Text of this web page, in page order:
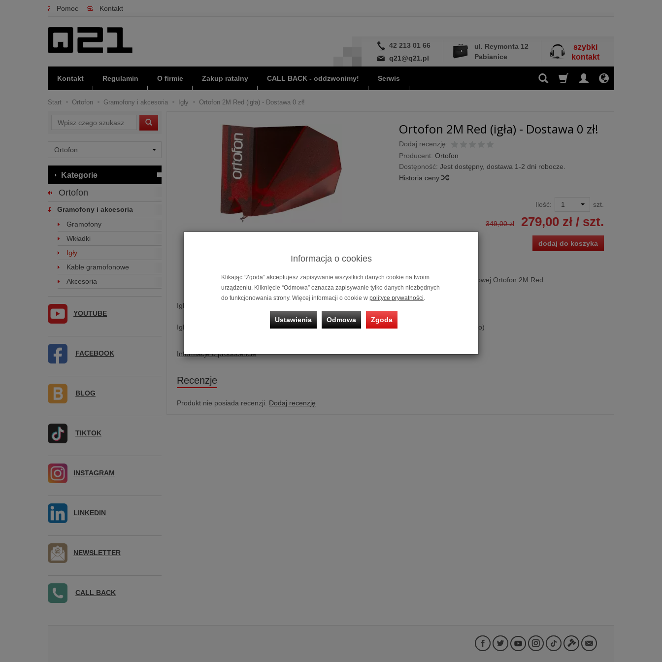
Pomoc Kontakt
42 213 01 66
q21@q21.pl
ul. Reymonta 12
Pabianice
szybki
kontakt
Kontakt Regulamin O firmie Zakup ratalny CALL BACK - oddzwonimy! Serwis
Start Ortofon Gramofony i akcesoria Igły Ortofon 2M Red (igła) - Dostawa 0 zł!
Ortofon 2M Red (igła) - Dostawa 0 zł!
Dodaj recenzję:
Producent: Ortofon
Dostępność: Jest dostępny, dostawa 1-2 dni robocze.
Historia ceny
Ilość: szt.
349,00 zł 279,00 zł/ szt.
dodaj do koszyka
Igła do wkładki gramofonowej Ortofon 2M Red
Igła do wkładki gramofonowej Ortofon 2M Red
Igła zamienna do wkładki: 2M Red / 2M Red Verso (Interchangeable with 2M Blue / 2M Blue Verso)
Informacje o producencie
Recenzje
Produkt nie posiada recenzji. Dodaj recenzję
Wyszukaj
Kategorie
Ortofon
Gramofony i akcesoria
Gramofony
Wkładki
Igły
Kable gramofonowe
Akcesoria
YOUTUBE
FACEBOOK
BLOG
TIKTOK
INSTAGRAM
LINKEDIN
NEWSLETTER
CALL BACK
Informacja o cookies
Klikając “Zgoda” akceptujesz zapisywanie wszystkich danych cookie na twoim
urządzeniu. Kliknięcie “Odmowa” oznacza zapisywanie tylko danych niezbędnych
do funkcjonowania strony. Więcej informacji o cookie w polityce prywatności.
Ustawienia Odmowa Zgoda